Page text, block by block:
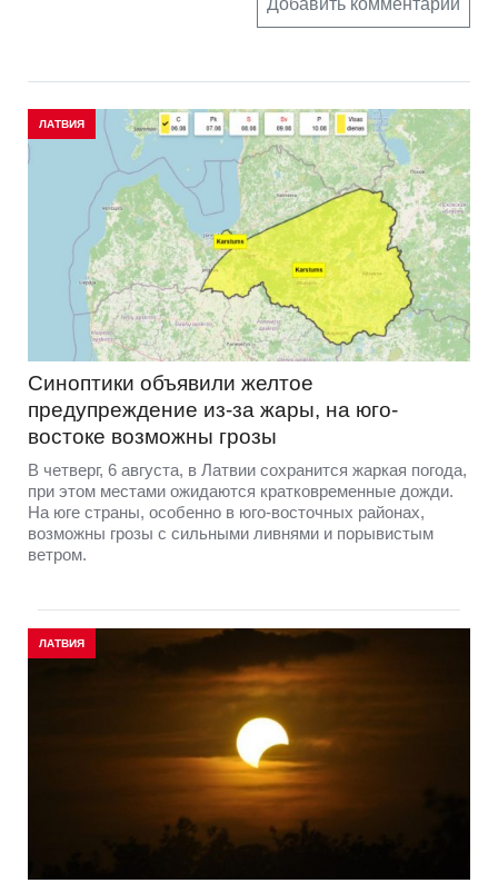
Добавить комментарий
ЛАТВИЯ
Синоптики объявили желтое
предупреждение из-за жары, на юго-
востоке возможны грозы
В четверг, 6 августа, в Латвии сохранится жаркая погода,
при этом местами ожидаются кратковременные дожди.
На юге страны, особенно в юго-восточных районах,
возможны грозы с сильными ливнями и порывистым
ветром.
ЛАТВИЯ